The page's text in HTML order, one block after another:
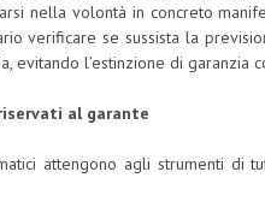
nella volontà in concreto
verificare se sussista la
evitando l’estinzione di garanzia
al garante
attengono agli strumenti di